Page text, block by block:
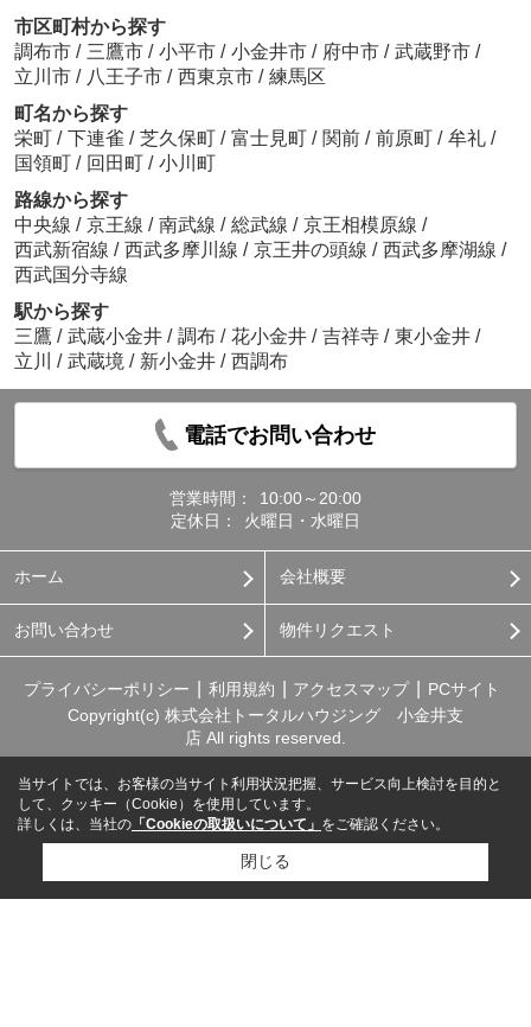
市区町村から探す
調布市 / 三鷹市 / 小平市 / 小金井市 / 府中市 / 武蔵野市 /
立川市 / 八王子市 / 西東京市 / 練馬区
町名から探す
栄町 / 下連雀 / 芝久保町 / 富士見町 / 関前 / 前原町 / 牟礼 /
国領町 / 回田町 / 小川町
路線から探す
中央線 / 京王線 / 南武線 / 総武線 / 京王相模原線 /
西武新宿線 / 西武多摩川線 / 京王井の頭線 / 西武多摩湖線 /
西武国分寺線
駅から探す
三鷹 / 武蔵小金井 / 調布 / 花小金井 / 吉祥寺 / 東小金井 /
立川
/ 武蔵境 / 新小金井 / 西調布
電話でお問い合わせ
営業時間：
10:00～20:00
定休日：
火曜日・水曜日
ホーム 会社概要
お問い合わせ 物件リクエスト
プライバシーポリシー 利用規約 アクセスマップ
PCサイト
Copyright(c) 株式会社トータルハウジング 小金井支
店 All rights reserved.
当サイトでは、お客様の当サイト利用状況把握、サービス向上検討を目的と
して、クッキー（Cookie）を使用しています。
詳しくは、当社の 「Cookieの取扱いについて」 をご確認ください。
閉じる